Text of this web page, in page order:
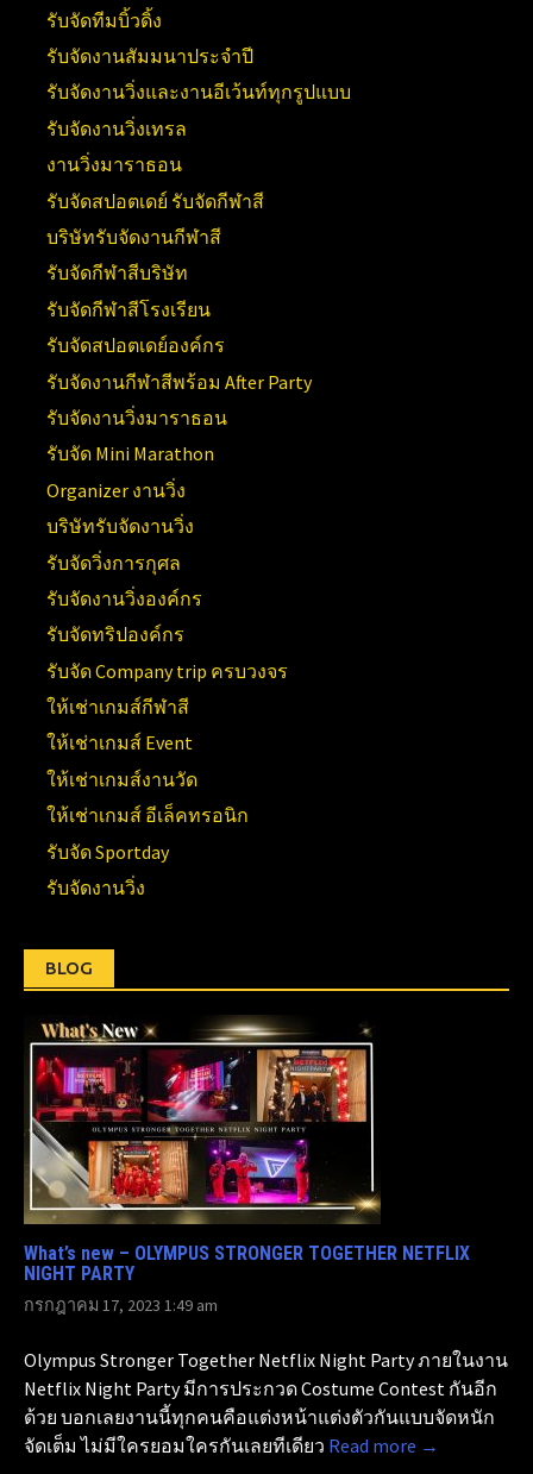
รับจัดทีมบิ้วดิ้ง
รับจัดงานสัมมนาประจำปี
รับจัดงานวิ่งและงานอีเว้นท์ทุกรูปแบบ
รับจัดงานวิ่งเทรล
งานวิ่งมาราธอน
รับจัดสปอตเดย์ รับจัดกีฬาสี
บริษัทรับจัดงานกีฬาสี
รับจัดกีฬาสีบริษัท
รับจัดกีฬาสีโรงเรียน
รับจัดสปอตเดย์องค์กร
รับจัดงานกีฬาสีพร้อม After Party
รับจัดงานวิ่งมาราธอน
รับจัด Mini Marathon
Organizer งานวิ่ง
บริษัทรับจัดงานวิ่ง
รับจัดวิ่งการกุศล
รับจัดงานวิ่งองค์กร
รับจัดทริปองค์กร
รับจัด Company trip ครบวงจร
ให้เช่าเกมส์กีฬาสี
ให้เช่าเกมส์ Event
ให้เช่าเกมส์งานวัด
ให้เช่าเกมส์ อีเล็คทรอนิก
รับจัด Sportday
รับจัดงานวิ่ง
BLOG
What’s new – OLYMPUS STRONGER TOGETHER NETFLIX
NIGHT PARTY
กรกฎาคม 17, 2023 1:49 am
Olympus Stronger Together Netflix Night Party ภายในงาน
Netflix Night Party มีการประกวด Costume Contest กันอีก
ด้วย บอกเลยงานนี้ทุกคนคือแต่งหน้าแต่งตัวกันแบบจัดหนัก
จัดเต็ม ไม่มีใครยอมใครกันเลยทีเดียว Read more →